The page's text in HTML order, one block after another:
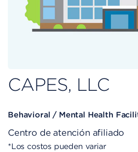
CAPES, LLC
Behavioral / Mental Health
Centro de atención afiliado
*Los costos pueden variar